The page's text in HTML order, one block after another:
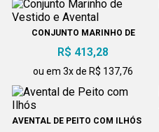
CONJUNTO MARINHO DE
VESTIDO E AVENTAL
R$ 413,28
ou em 3x de R$ 137,76
AVENTAL DE PEITO COM ILHÓS